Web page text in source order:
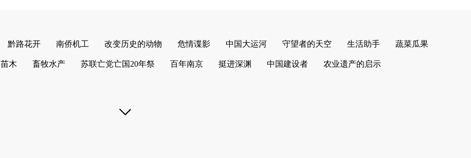
黔路花开 南侨机工 改变历史的动物 危情谍影 中国大运河 守望者的天空 生活助手 蔬菜瓜果
木 畜牧水产 苏联亡党亡国20年祭 百年南京 挺进深渊 中国建设者 农业遗产的启示